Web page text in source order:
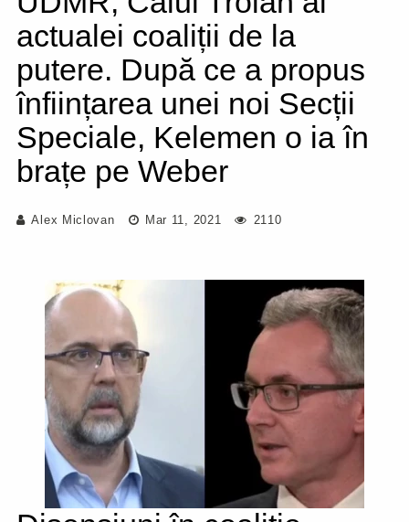
actualei coaliții de la
putere. După ce a propus
înființarea unei noi Secții
Speciale, Kelemen o ia în
brațe pe Weber
Alex Miclovan Mar 11, 2021 2110